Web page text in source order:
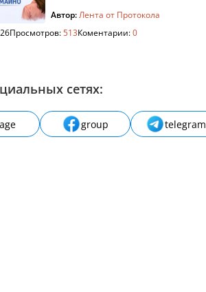
Автор:Лента от Протокола
Просмотров:513Коментарии:0
сетях:
group telegram